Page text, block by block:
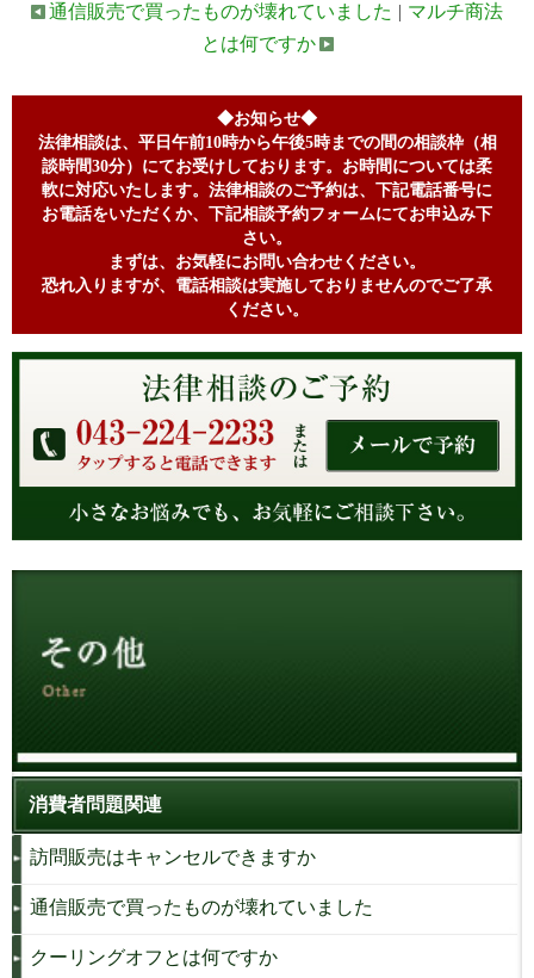
通信販売で買ったものが壊れていました | マルチ商法
とは何ですか
◆お知らせ◆
法律相談は、平日午前10時から午後5時までの間の相談枠（相
談時間30分）にてお受けしております。お時間については柔
軟に対応いたします。法律相談のご予約は、下記電話番号に
お電話をいただくか、下記相談予約フォームにてお申込み下
さい。
まずは、お気軽にお問い合わせください。
恐れ入りますが、電話相談は実施しておりませんのでご了承
ください。
消費者問題関連
訪問販売はキャンセルできますか
通信販売で買ったものが壊れていました
クーリングオフとは何ですか